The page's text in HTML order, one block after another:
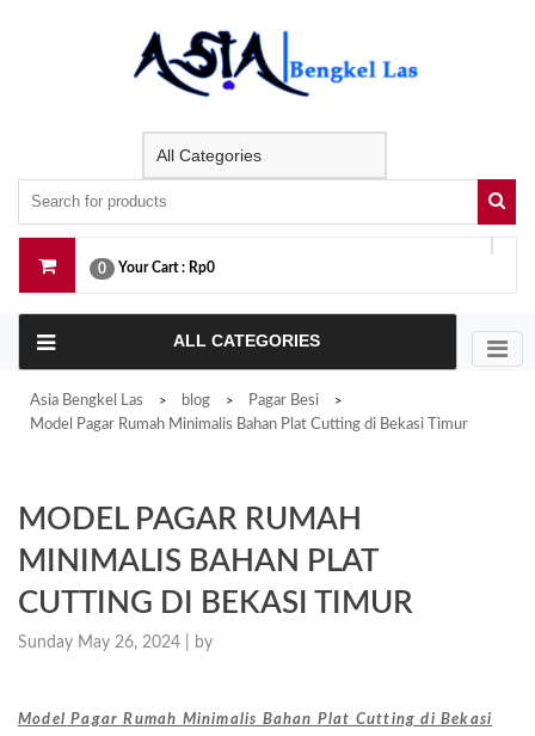
0 Your Cart : Rp0
ALL CATEGORIES
Asia Bengkel Las > blog > Pagar Besi >
Model Pagar Rumah Minimalis Bahan Plat Cutting di Bekasi Timur
MODEL PAGAR RUMAH
MINIMALIS BAHAN PLAT
CUTTING DI BEKASI TIMUR
Sunday May 26, 2024 | by
Model Pagar Rumah Minimalis Bahan Plat Cutting di Bekasi